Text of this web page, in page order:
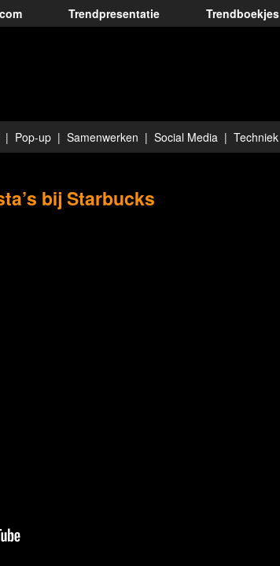
Trendpresentatie Trendboekjes
Pop-up Samenwerken Social Media Techniek
bij Starbucks